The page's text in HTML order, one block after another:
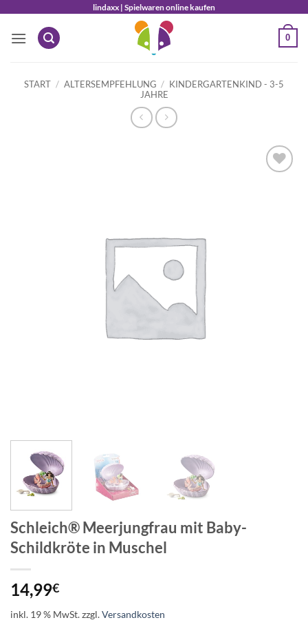
springen
lindaxx | Spielwaren online kaufen
0
START / ALTERSEMPFEHLUNG / KINDERGARTENKIND - 3-5
JAHRE
Schleich® Meerjungfrau mit Baby-
Schildkröte in Muschel
14,99€
inkl. 19 % MwSt.zzgl.Versandkosten